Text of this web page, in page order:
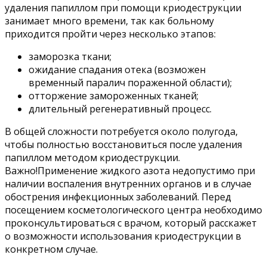
удаления папиллом при помощи криодеструкции
занимает много времени, так как больному
приходится пройти через несколько этапов:
заморозка ткани;
ожидание спадания отека (возможен
временный паралич пораженной области);
отторжение замороженных тканей;
длительный регенеративный процесс.
В общей сложности потребуется около полугода,
чтобы полностью восстановиться после удаления
папиллом методом криодеструкции.
Важно!Применение жидкого азота недопустимо при
наличии воспаления внутренних органов и в случае
обострения инфекционных заболеваний. Перед
посещением косметологического центра необходимо
проконсультироваться с врачом, который расскажет
о возможности использования криодеструкции в
конкретном случае.